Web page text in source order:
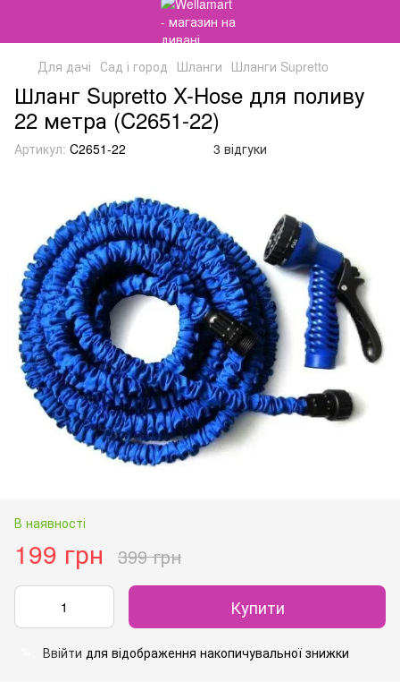
Для дачі Сад і город Шланги Шланги Supretto
Шланг Supretto X-Hose для поливу
22 метра (C2651-22)
Артикул: C2651-22 3 відгуки
В наявності
199 грн 399 грн
Купити
Ввійти для відображення накопичувальної знижки